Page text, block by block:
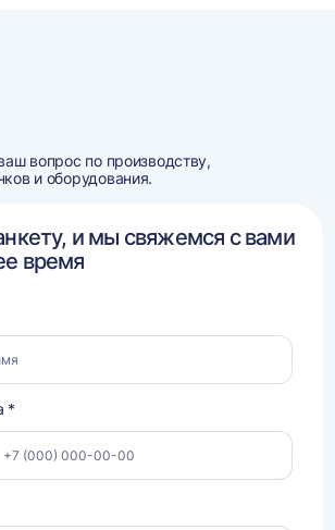
вопрос по производству,
и оборудования.
и мы свяжемся с вами
время
*